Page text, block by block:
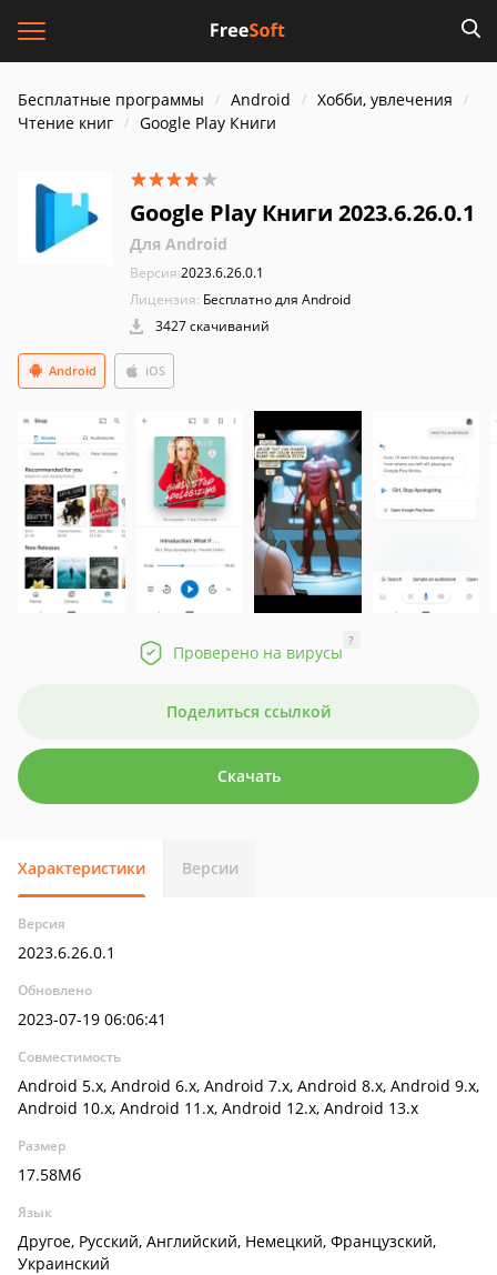
Бесплатные программы Android
Хобби, увлечения
Чтение книг
Google Play Книги
Google Play Книги 2023.6.26.0.1
Для Android
Версия:2023.6.26.0.1
Лицензия: Бесплатно для Android
3427 скачиваний
Android iOS
Проверено на вирусы
?
Поделиться ссылкой
Скачать
Характеристики Версии
Версия
2023.6.26.0.1
Обновлено
2023-07-19 06:06:41
Совместимость
Android 5.x, Android 6.x, Android 7.x, Android 8.x, Android 9.x,
Android 10.x, Android 11.x, Android 12.x, Android 13.x
Размер
17.58Мб
Язык
Другое, Русский, Английский, Немецкий, Французский,
Украинский